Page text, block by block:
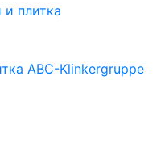
и плитка
ABC-Klinkergruppe